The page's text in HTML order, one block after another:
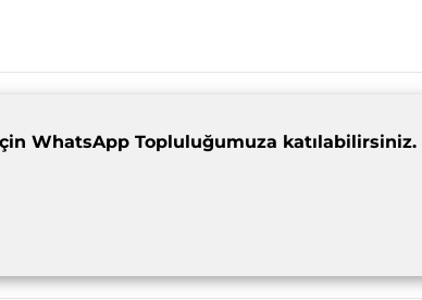
WhatsApp Topluluğumuza katılabilirsiniz.